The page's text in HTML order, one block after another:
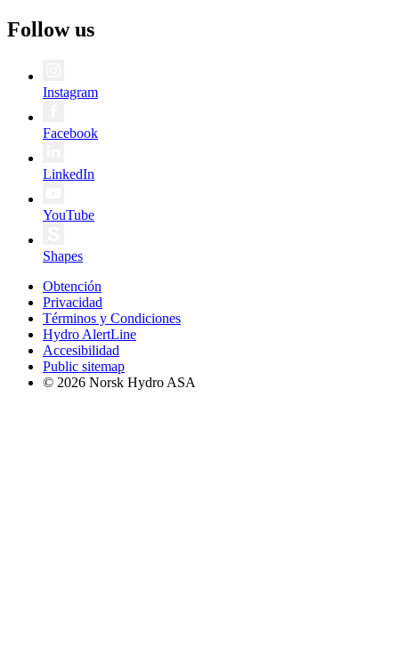
Follow us
Instagram
Facebook
LinkedIn
YouTube
Shapes
Obtención
Privacidad
Términos y Condiciones
Hydro AlertLine
Accesibilidad
Public sitemap
© 2026 Norsk Hydro ASA